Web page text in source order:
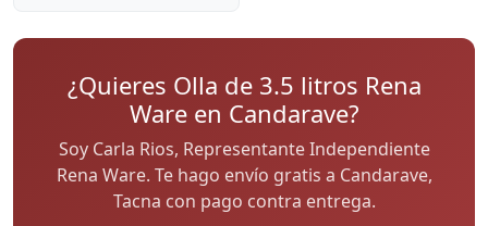
¿Quieres Olla de 3.5 litros Rena
Ware en Candarave?
Soy Carla Rios, Representante Independiente
Rena Ware. Te hago envío gratis a Candarave,
Tacna con pago contra entrega.